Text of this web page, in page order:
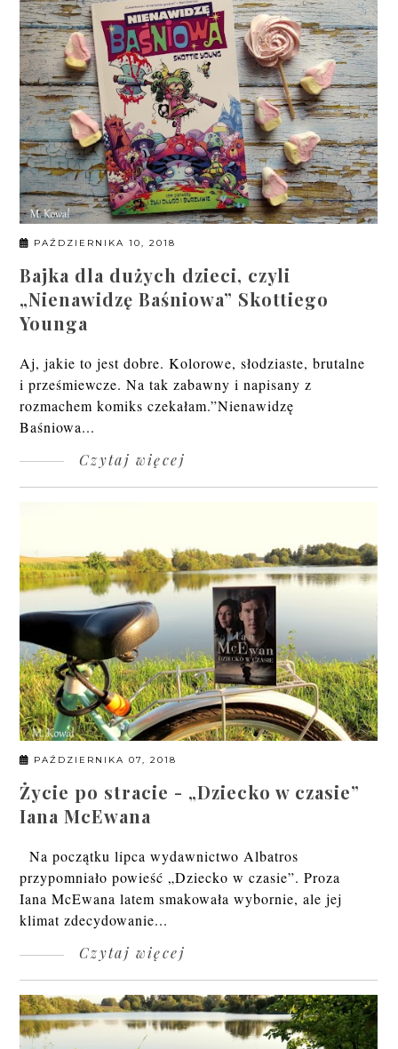
PAŹDZIERNIKA 10, 2018
Bajka dla dużych dzieci, czyli
„Nienawidzę Baśniowa” Skottiego
Younga
Aj, jakie to jest dobre. Kolorowe, słodziaste, brutalne
i prześmiewcze. Na tak zabawny i napisany z
rozmachem komiks czekałam.”Nienawidzę
Baśniowa...
Czytaj więcej
PAŹDZIERNIKA 07, 2018
Życie po stracie - „Dziecko w czasie”
Iana McEwana
Na początku lipca wydawnictwo Albatros
przypomniało powieść „Dziecko w czasie”. Proza
Iana McEwana latem smakowała wybornie, ale jej
klimat zdecydowanie...
Czytaj więcej